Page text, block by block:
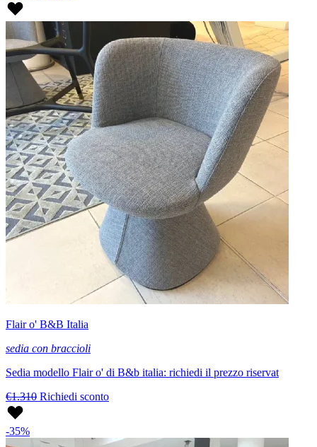
Flair o' B&B Italia
sedia con braccioli
Sedia modello Flair o' di B&b italia: richiedi il prezzo riservat
€1.310 Richiedi sconto
-35%